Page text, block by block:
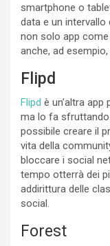
smartphone o
data e un
non solo app
anche, ad
Flipd
Flipd è un’altra
ma lo fa sfruttando
possibile creare il
vita della
bloccare i social
tempo otterrà dei
addirittura delle
social.
Forest